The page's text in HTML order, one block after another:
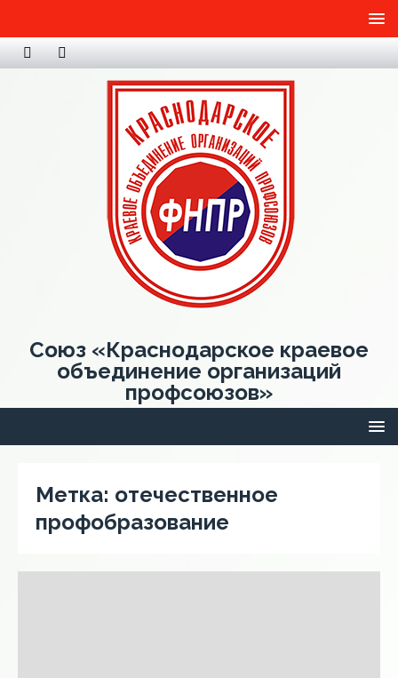
Союз «Краснодарское краевое
объединение организаций
профсоюзов»
Метка: отечественное
профобразование